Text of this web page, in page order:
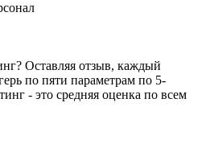
Оставляя отзыв, каждый
по пяти параметрам по 5-
- это средняя оценка по всем